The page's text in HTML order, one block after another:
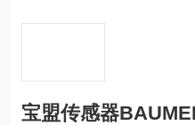
宝盟传感器